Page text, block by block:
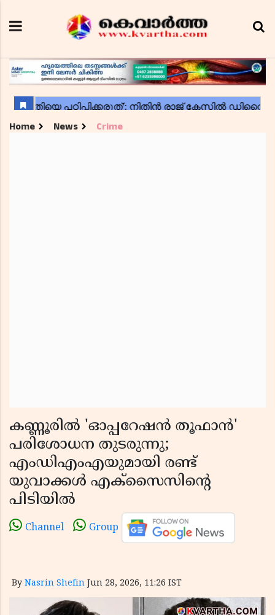
Home News Crime
കണ്ണൂരിൽ 'ഓപ്പറേഷൻ തൂഫാൻ'
പരിശോധന തുടരുന്നു;
എംഡിഎംഎയുമായി രണ്ട്
യുവാക്കൾ എക്സൈസിൻ്റെ
പിടിയിൽ
Channel Group
By Nasrin Shefin Jun 28, 2026, 11:26 IST